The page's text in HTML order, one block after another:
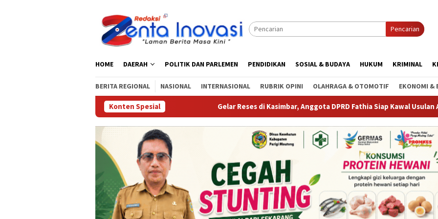
Pencarian
HOME DAERAH POLITIK DAN PARLEMEN PENDIDIKAN SOSIAL & BUDAYA HUKUM KRIMINAL
BERITA REGIONAL NASIONAL INTERNASIONAL RUBRIK OPINI OLAHRAGA & OTOMOTIF EKONOMI &
Konten SpesialGelar Reses di Kasimbar, Anggota DPRD Fathia Siap Kawal Usulan Alsintan hingga